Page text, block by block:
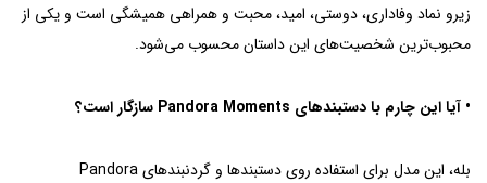
زیرو نماد وفاداری، دوستی، امید، محبت و همراهی همیشگی است و یکی از
محبوب‌ترین شخصیت‌های این داستان محسوب می‌شود.
• آیا این چارم با دستبندهای Pandora Moments سازگار است؟
بله، این مدل برای استفاده روی دستبندها و گردنبندهای Pandora